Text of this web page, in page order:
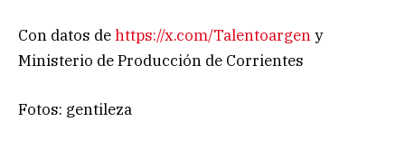
Con datos dehttps://x.com/Talentoargeny
Ministerio de Producción de Corrientes
Fotos: gentileza